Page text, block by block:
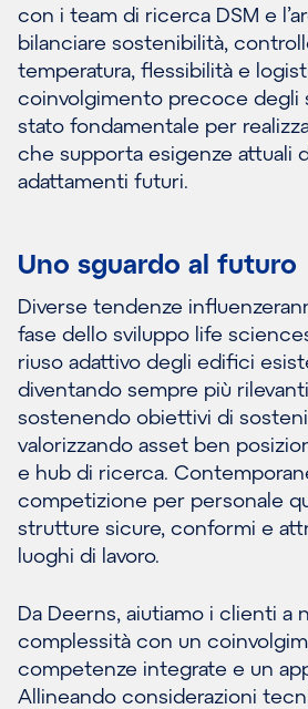
con i team di ricerca DSM e
bilanciare sostenibilità,
temperatura, flessibilità e
coinvolgimento precoce degli
stato fondamentale per
che supporta esigenze attuali
adattamenti futuri.
Uno sguardo al futuro
Diverse tendenze
fase dello sviluppo life
riuso adattivo degli edifici
diventando sempre più
sostenendo obiettivi di
valorizzando asset ben
e hub di ricerca.
competizione per personale
strutture sicure, conformi e
luoghi di lavoro.
Da Deerns, aiutiamo i clienti a
complessità con un
competenze integrate e un
Allineando considerazioni